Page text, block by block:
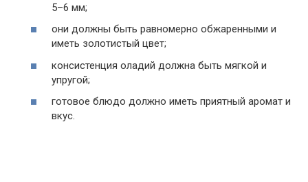
5–6 мм;
они должны быть равномерно обжаренными и
иметь золотистый цвет;
консистенция оладий должна быть мягкой и
упругой;
готовое блюдо должно иметь приятный аромат и
вкус.